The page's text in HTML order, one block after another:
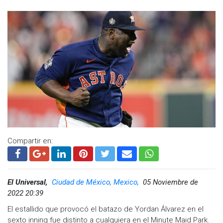
Compartir en:
El Universal, Ciudad de México, Mexico, 05 Noviembre de
2022 20:39
El estallido que provocó el batazo de Yordan Álvarez en el
sexto inning fue distinto a cualquiera en el Minute Maid Park.